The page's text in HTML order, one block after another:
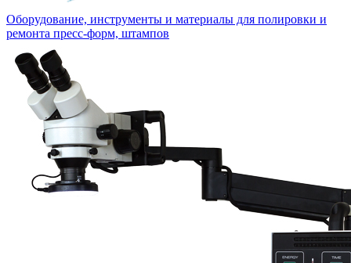
Оборудование, инструменты и материалы для полировки и
ремонта пресс-форм, штампов